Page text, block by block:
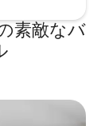
素敵なバ